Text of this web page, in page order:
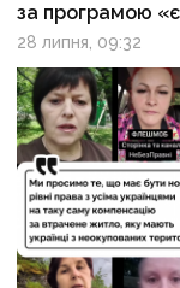
за програмою
28 липня, 09:32